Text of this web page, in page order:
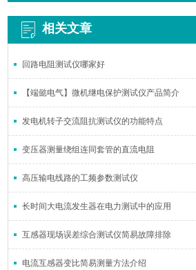
相关文章
回路电阻测试仪哪家好
【端懿电气】微机继电保护测试仪产品简介
发电机转子交流阻抗测试仪的功能特点
变压器测量绕组连同套管的直流电阻
高压输电线路的工频参数测试仪
长时间大电流发生器在电力测试中的应用
互感器现场误差综合测试仪简易故障排除
电流互感器变比简易测量方法介绍